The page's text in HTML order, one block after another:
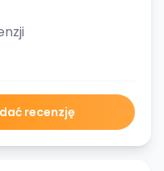
recenzję